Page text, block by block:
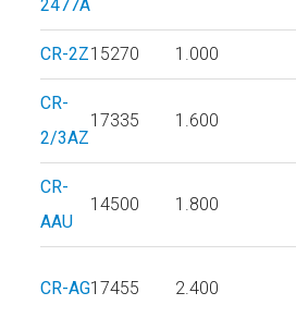
2477A
CR-2Z15270 1.000
CR-
2/3AZ
17335 1.600
CR-
AAU
14500 1.800
CR-AG17455 2.400